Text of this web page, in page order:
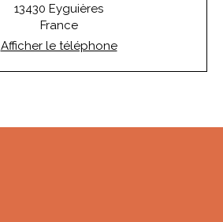
13430 Eyguières
France
Afficher le téléphone